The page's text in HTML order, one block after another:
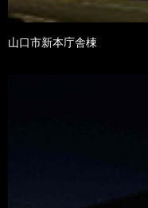
山口市新本庁舎棟